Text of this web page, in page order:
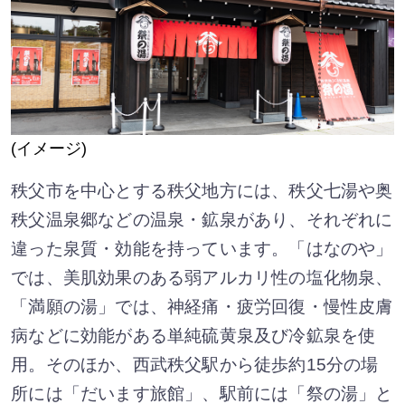
(イメージ)
秩父市を中心とする秩父地方には、秩父七湯や奥
秩父温泉郷などの温泉・鉱泉があり、それぞれに
違った泉質・効能を持っています。「はなのや」
では、美肌効果のある弱アルカリ性の塩化物泉、
「満願の湯」では、神経痛・疲労回復・慢性皮膚
病などに効能がある単純硫黄泉及び冷鉱泉を使
用。そのほか、西武秩父駅から徒歩約15分の場
所には「だいます旅館」、駅前には「祭の湯」と